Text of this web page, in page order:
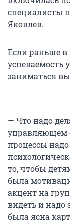
специалисты
Яковлев.
Если раньше
успеваемость
заниматься
— Что надо
управляющем
процессы
то, чтобы
была
акцент на
видеть и надо
была ясна